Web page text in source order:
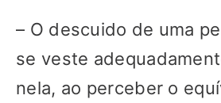
– O descuido de uma
se veste
nela, ao perceber o